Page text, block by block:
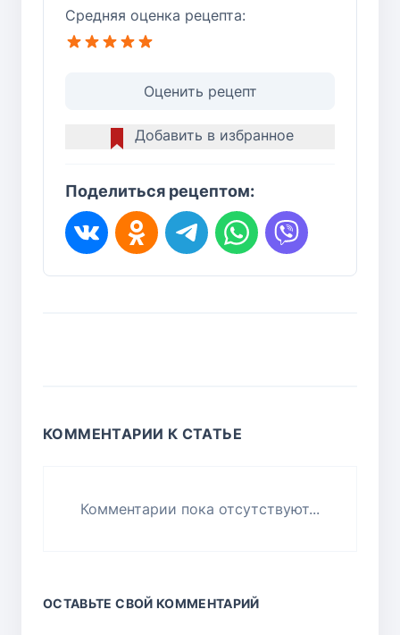
Средняя оценка рецепта:
Оценить рецепт
Добавить в избранное
Поделиться рецептом:
КОММЕНТАРИИ К СТАТЬЕ
Комментарии пока отсутствуют...
ОСТАВЬТЕ СВОЙ КОММЕНТАРИЙ